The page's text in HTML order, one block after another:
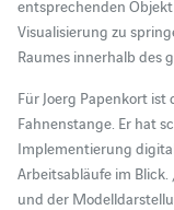
entsprechenden
Visualisierung zu
Raumes innerhalb des
Für Joerg Papenkort
Fahnenstange. Er hat
Implementierung
Arbeitsabläufe im
und der